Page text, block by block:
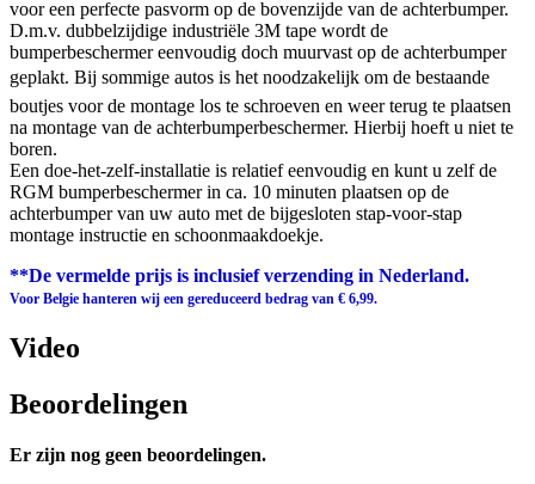
voor een perfecte pasvorm op de bovenzijde van de achterbumper.
D.m.v. dubbelzijdige industriële 3M tape wordt de
bumperbeschermer eenvoudig doch muurvast op de achterbumper
geplakt. Bij sommige autos is het noodzakelijk om de bestaande
boutjes voor de montage los te schroeven en weer terug te plaatsen
na montage van de achterbumperbeschermer. Hierbij hoeft u niet te
boren.
Een doe-het-zelf-installatie is relatief eenvoudig en kunt u zelf de
RGM bumperbeschermer in ca. 10 minuten plaatsen op de
achterbumper van uw auto met de bijgesloten stap-voor-stap
montage instructie en schoonmaakdoekje.
**De vermelde prijs is inclusief verzending in Nederland.
Voor Belgie hanteren wij een gereduceerd bedrag van € 6,99.
Video
Beoordelingen
Er zijn nog geen beoordelingen.